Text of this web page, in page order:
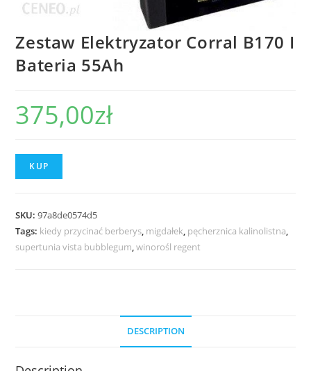
Zestaw Elektryzator Corral B170 I
Bateria 55Ah
375,00zł
KUP
SKU:97a8de0574d5
Tags: kiedy przycinać berberys, migdałek, pęcherznica kalinolistna,
supertunia vista bubblegum,winorośl regent
DESCRIPTION